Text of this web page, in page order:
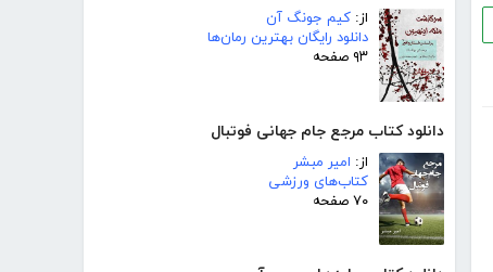
از: کیم جونگ آن
دانلود رایگان بهترین رمان‌ها
۹۳ صفحه
دانلود کتاب مرجع جام جهانی فوتبال
از: امیر مبشر
کتاب‌های ورزشی
۷۰ صفحه